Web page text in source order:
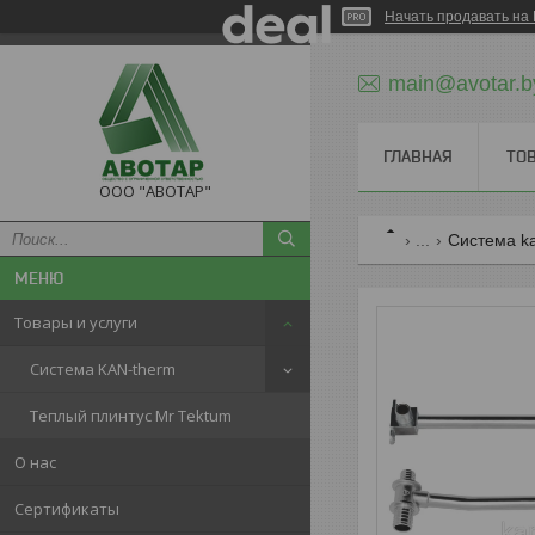
Начать продавать на
ООО "АВОТАР"
Товары и услуги
Система KAN-therm
Теплый плинтус Mr Tektum
О нас
Сертификаты
ГЛАВНАЯ
Система